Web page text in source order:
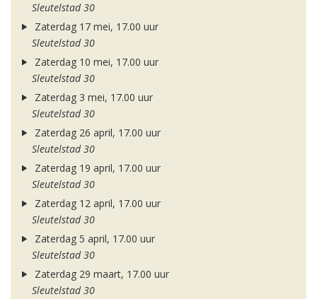
Sleutelstad 30
Zaterdag 17 mei, 17.00 uur
Sleutelstad 30
Zaterdag 10 mei, 17.00 uur
Sleutelstad 30
Zaterdag 3 mei, 17.00 uur
Sleutelstad 30
Zaterdag 26 april, 17.00 uur
Sleutelstad 30
Zaterdag 19 april, 17.00 uur
Sleutelstad 30
Zaterdag 12 april, 17.00 uur
Sleutelstad 30
Zaterdag 5 april, 17.00 uur
Sleutelstad 30
Zaterdag 29 maart, 17.00 uur
Sleutelstad 30